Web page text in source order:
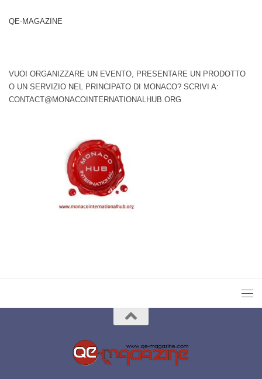
QE-MAGAZINE
VUOI ORGANIZZARE UN EVENTO, PRESENTARE UN PRODOTTO
O UN SERVIZIO NEL PRINCIPATO DI MONACO? SCRIVI A:
CONTACT@MONACOINTERNATIONALHUB.ORG